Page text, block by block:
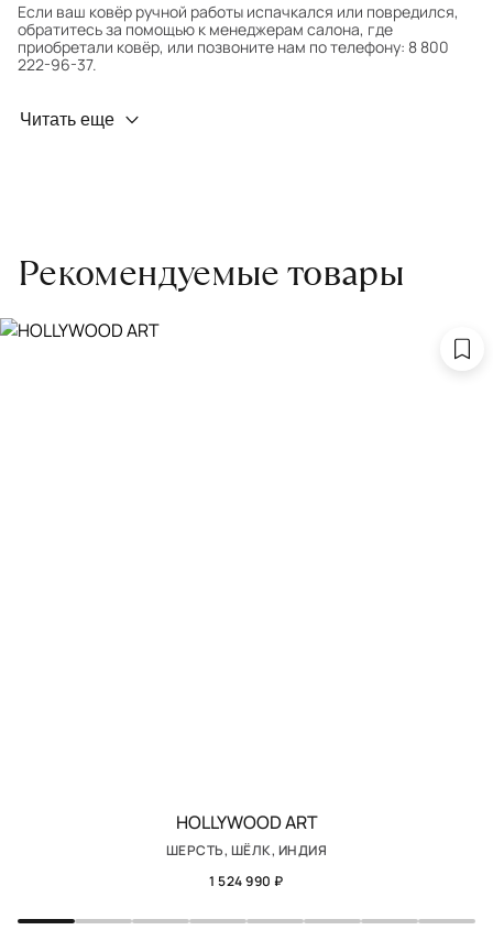
Если ваш ковёр ручной работы испачкался или повредился,
обратитесь за помощью к менеджерам салона, где
приобретали ковёр, или позвоните нам по телефону: 8 800
222-96-37.
Профилактика износа
заборе ковра экспертом либо привозите его в салон.
Читать еще
Рекомендуемые товары
HOLLYWOOD ART
ШЕРСТЬ, ШЁЛК, ИНДИЯ
1 524 990 ₽